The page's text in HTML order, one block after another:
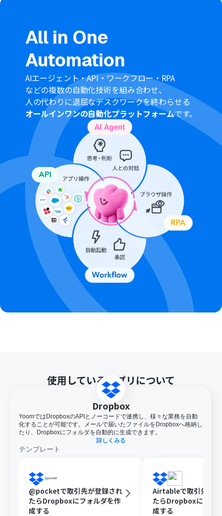
ください。
繰り返し処理機能では、前のステップで取得したどのフ
ァイル情報を対象に処理を繰り返すか設定できます。
Dropboxの「ファイルをダウンロード」アクションで
は、ダウンロードするファイルのパスやファイル名を指
定することが可能です。
OneDriveの「ファイルをアップロード」アクションで
は、格納先のドライブIDやフォルダなどを任意で設定し
てください。
■注意事項
Dropbox、OneDriveのそれぞれとYoomを連携してくだ
Microsoft365（旧Office365）には、家庭向けプランと一
般法人向けプラン（Microsoft365 Business）があり、一
般法人向けプランに加入していない場合には認証に失敗
する可能性があります。
「同じ処理を繰り返す」オペレーション間の操作は、チ
ームプラン・サクセスプランでのみご利用いただける機能
となっております。フリープラン・ミニプランの場合は設
定しているフローボットのオペレーションやデータコネ
クトはエラーとなりますので、ご注意ください。
チームプランやサクセスプランなどの有料プランは、2週
間の無料トライアルを行うことが可能です。無料トライア
ル中には制限対象のアプリや機能（オペレーション）を
使用することができます。
All in One
Automation
AIエージェント・API・ワークフロー・RPA
などの複数の自動化技術を組み合わせ、
人の代わりに退屈なデスクワークを終わらせる
オールインワンの自動化プラットフォームです。
使用しているアプリについて
Dropbox
YoomではDropboxのAPIとノーコードで連携し、様々な業務を自動
化することが可能です。メールで届いたファイルをDropboxへ格納し
たり、Dropboxにフォルダを自動的に生成できます。
詳しくみる
テンプレート
@pocketで取引先が登録され
たらDropboxにフォルダを作
成する
Airtableで取引先が
たらDropboxにフォ
成する